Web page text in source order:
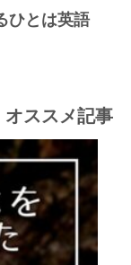
ひとは英語
ススメ記事